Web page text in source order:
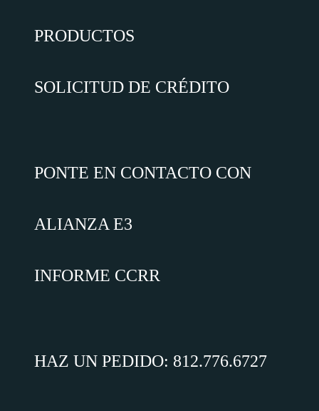
PRODUCTOS
SOLICITUD DE CRÉDITO
PONTE EN CONTACTO CON
ALIANZA E3
INFORME CCRR
HAZ UN PEDIDO: 812.776.6727